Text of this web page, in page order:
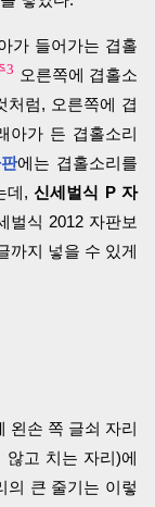
가 들어가는 겹홀
3 오른쪽에 겹홀소
처럼, 오른쪽에 겹
아가 든 겹홀소리
에는 겹홀소리를
데,신세벌식 P 자
벌식 2012 자판보
까지 넣을 수 있게
왼손 쪽 글쇠 자리
고 치는 자리)에
의 큰 줄기는 이렇